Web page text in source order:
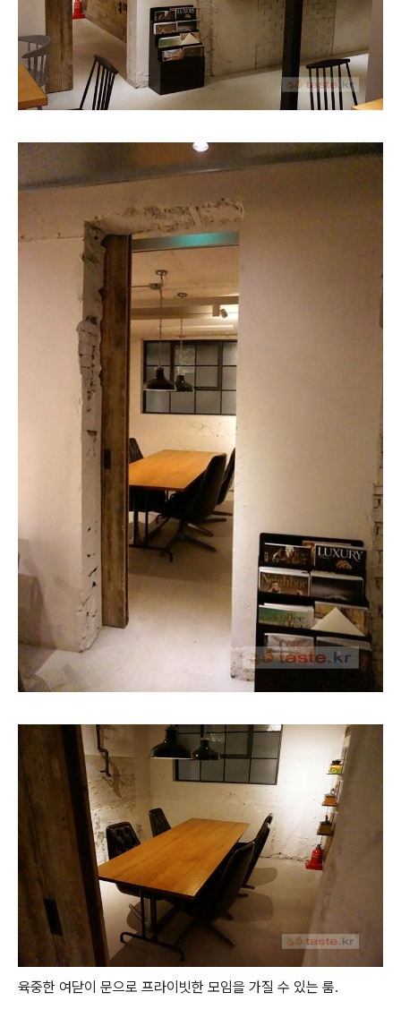
육중한 여닫이 문으로 프라이빗한 모임을 가질 수 있는 룸.